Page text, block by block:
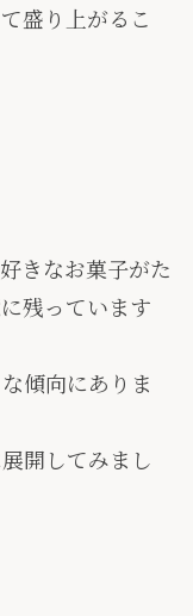
盛り上がるこ
きなお菓子がた
残っています
傾向にありま
開してみまし